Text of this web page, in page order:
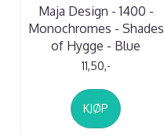
Maja Design - 1400 -
Monochromes - Shades
of Hygge - Blue
11,50,-
KJØP